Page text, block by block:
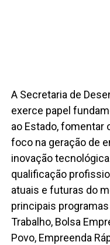
A Secretaria de
exerce papel
ao Estado, fomentar
foco na geração de
inovação
qualificação
atuais e futuras do
principais
Trabalho, Bolsa
Povo, Empreenda